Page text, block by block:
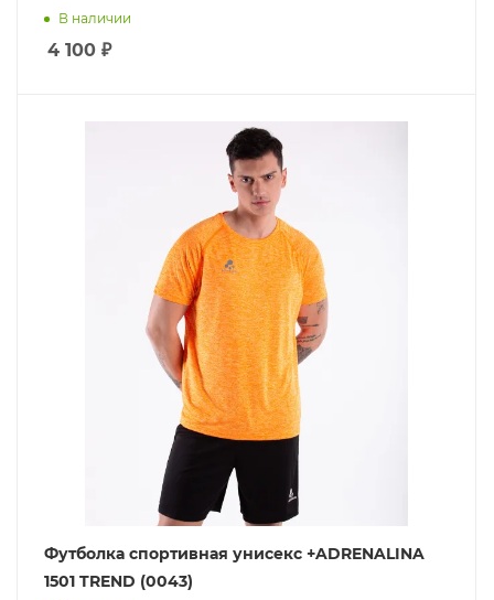
В наличии
4 100 ₽
Футболка спортивная унисекс +ADRENALINA
1501 TREND (0043)